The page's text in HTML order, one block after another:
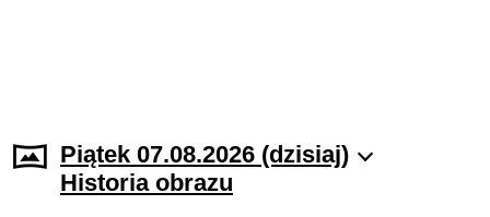
Piątek 07.08.2026 (dzisiaj)
Historia obrazu